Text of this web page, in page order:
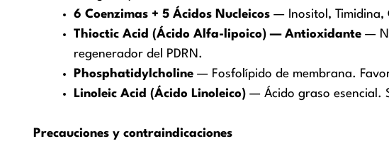
6 Coenzimas + 5 Ácidos Nucleicos — Inositol, Timidina,
Thioctic Acid (Ácido Alfa-lipoico) — Antioxidante —
regenerador del PDRN.
Phosphatidylcholine — Fosfolípido de membrana.
Linoleic Acid (Ácido Linoleico) — Ácido graso esencial.
Precauciones y contraindicaciones